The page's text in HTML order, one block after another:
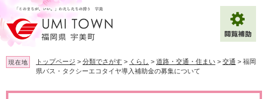
ー
ジ
の
先
頭
す
ニ
ュ
ー
を
飛
し
文字サイズ 標準 拡大
現在地 トップページ > 分類でさがす > くらし > 道路・交通・住まい > 交通 > 福岡
県バス・タクシーエコタイヤ導入補助金の募集について